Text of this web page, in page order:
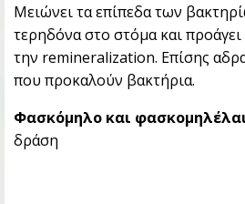
Μειώνει τα επίπεδα των
τερηδόνα στο στόμα και προάγει
την remineralization. Επίσης
που προκαλούν βακτήρια.
Φασκόμηλο και
δράση